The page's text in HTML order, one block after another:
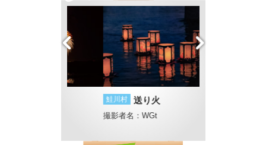
送り火
撮影者名：WGt